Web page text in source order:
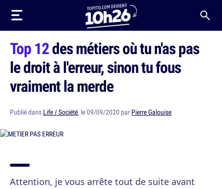
Top 12des métiers où tu n'as pas
le droit à l'erreur, sinon tu fous
vraiment la merde
Publié dans Life / Société, le 09/09/2020 par Pierre Galouise
Attention, je vous arrête tout de suite avant